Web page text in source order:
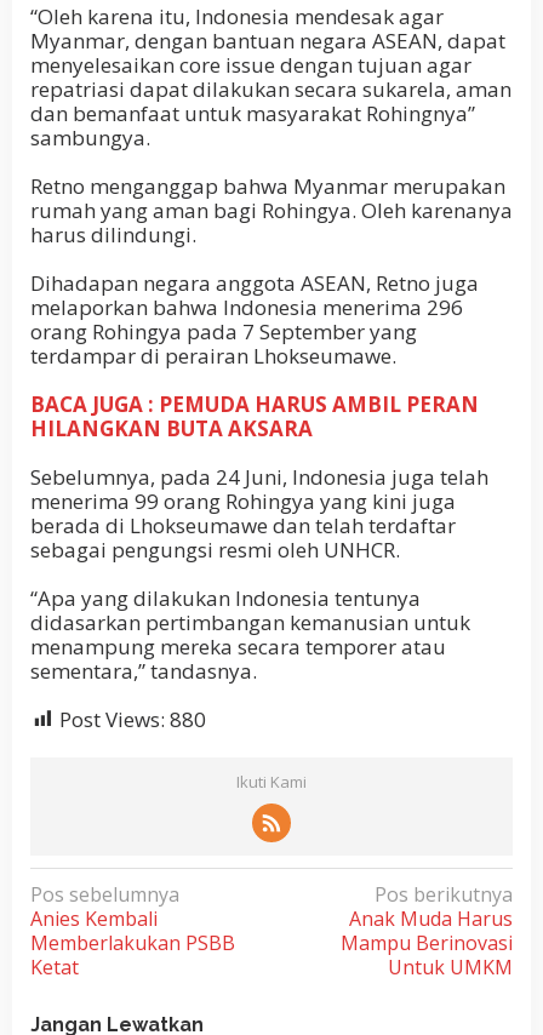
“Oleh karena itu, Indonesia mendesak agar
Myanmar, dengan bantuan negara ASEAN, dapat
menyelesaikan core issue dengan tujuan agar
repatriasi dapat dilakukan secara sukarela, aman
dan bemanfaat untuk masyarakat Rohingnya”
sambungya.
Retno menganggap bahwa Myanmar merupakan
rumah yang aman bagi Rohingya. Oleh karenanya
harus dilindungi.
Dihadapan negara anggota ASEAN, Retno juga
melaporkan bahwa Indonesia menerima 296
orang Rohingya pada 7 September yang
terdampar di perairan Lhokseumawe.
BACA JUGA : PEMUDA HARUS AMBIL PERAN
HILANGKAN BUTA AKSARA
Sebelumnya, pada 24 Juni, Indonesia juga telah
menerima 99 orang Rohingya yang kini juga
berada di Lhokseumawe dan telah terdaftar
sebagai pengungsi resmi oleh UNHCR.
“Apa yang dilakukan Indonesia tentunya
didasarkan pertimbangan kemanusian untuk
menampung mereka secara temporer atau
sementara,” tandasnya.
Post Views: 880
Ikuti Kami
N
a
v
Pos sebelumnya
Anies Kembali
Memberlakukan PSBB
Ketat
Pos berikutnya
Anak Muda Harus
Mampu Berinovasi
Untuk UMKM
Jangan Lewatkan